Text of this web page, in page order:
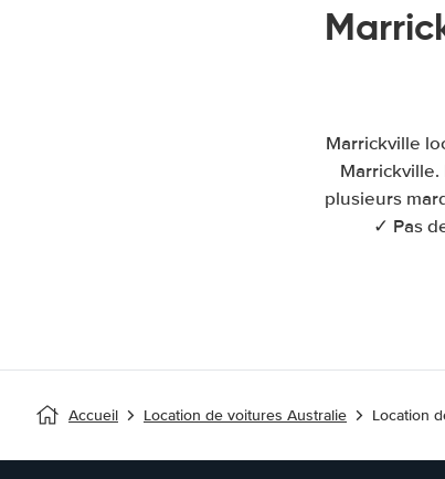
Marrickville
plusieurs
✓ Pas
Accueil Location de voitures Australie Location